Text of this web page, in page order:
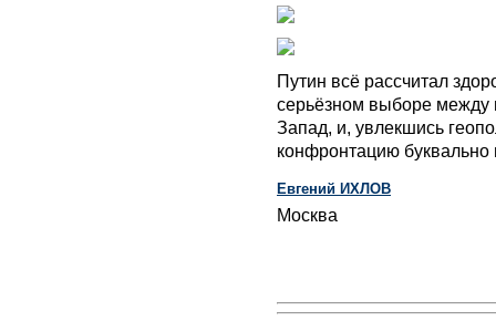
Путин всё рассчитал
серьёзном выборе между
Запад, и, увлекшись
конфронтацию
Евгений ИХЛОВ
Москва